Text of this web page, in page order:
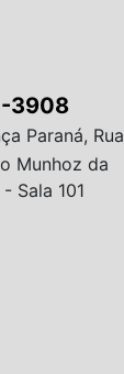
3908
Paraná, Rua
Munhoz da
Sala 101